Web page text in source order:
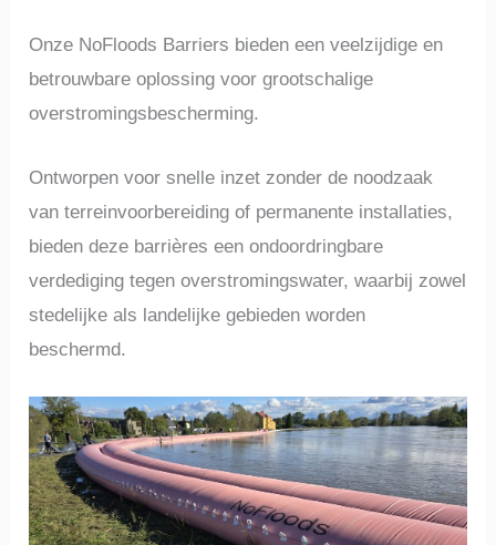
Onze NoFloods Barriers bieden een veelzijdige en
betrouwbare oplossing voor grootschalige
overstromingsbescherming.
Ontworpen voor snelle inzet zonder de noodzaak
van terreinvoorbereiding of permanente installaties,
bieden deze barrières een ondoordringbare
verdediging tegen overstromingswater, waarbij zowel
stedelijke als landelijke gebieden worden
beschermd.